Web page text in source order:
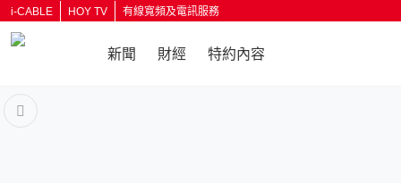
i-CABLE HOY TV 有線寬頻及電訊服務
新聞 財經 特約內容